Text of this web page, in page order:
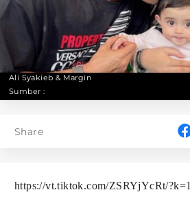
Ali Syakieb & Margin
Sumber :
Share
https://vt.tiktok.com/ZSRYjYcRt/?k=1